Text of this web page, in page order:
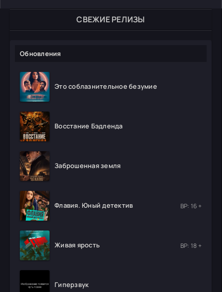
СВЕЖИЕ РЕЛИЗЫ
Обновления
Это соблазнительное безумие
Восстание Бэдленда
Заброшенная земля
Флавия. Юный детектив ВР: 16 +
Живая ярость ВР: 18 +
Гиперзвук